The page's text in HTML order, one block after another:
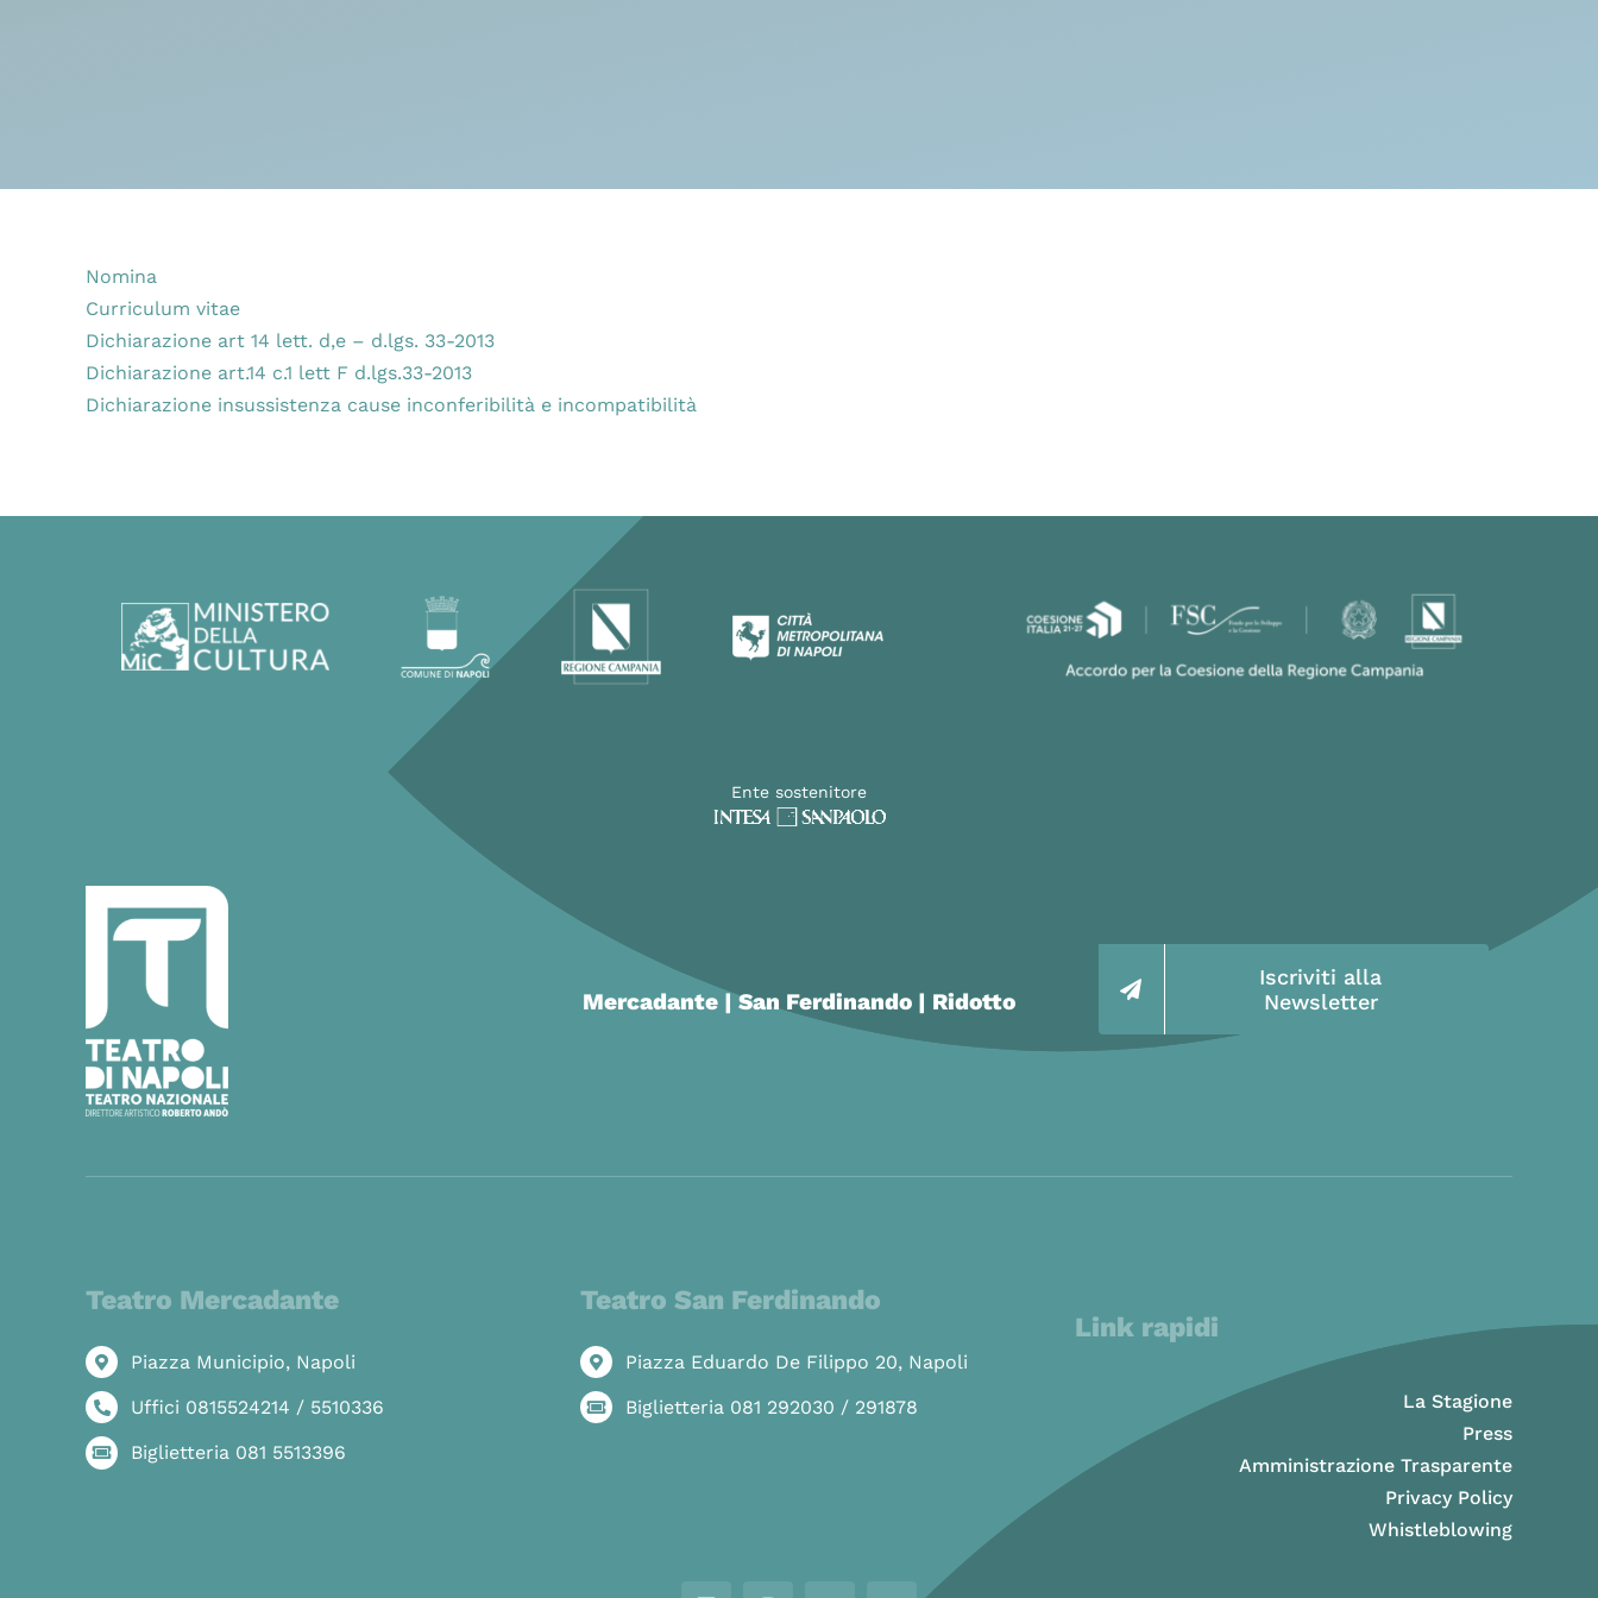
Nomina
Curriculum vitae
Dichiarazione art 14 lett. d,e – d.lgs. 33-2013
Dichiarazione art.14 c.1 lett F d.lgs.33-2013
Dichiarazione insussistenza cause inconferibilità e incompatibilità
Ente sostenitore
Mercadante | San Ferdinando | Ridotto
Iscriviti alla
Newsletter
Teatro Mercadante
Piazza Municipio, Napoli
Uffici 0815524214 / 5510336
Biglietteria 081 5513396
Teatro San Ferdinando
Piazza Eduardo De Filippo 20, Napoli
Biglietteria 081 292030 / 291878
Link rapidi
La Stagione
Press
Amministrazione Trasparente
Privacy Policy
Whistleblowing